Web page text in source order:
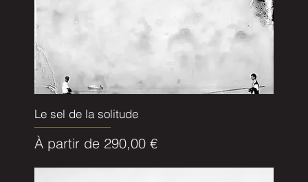
Le sel de la solitude
À partir de 290,00 €
Prix promotionnel